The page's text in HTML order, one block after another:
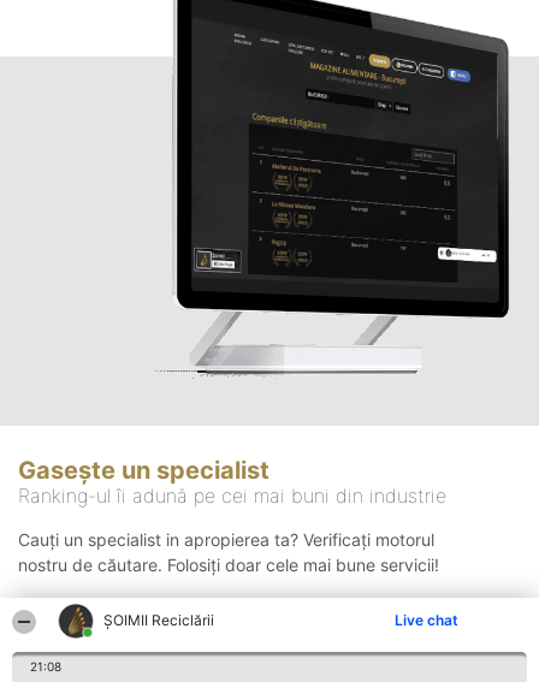
ȘOIMII Reciclării Live chat
21:08
Gasește un specialist
Ranking-ul îi adună pe cei mai buni din industrie
Cauți un specialist in apropierea ta? Verificați motorul
nostru de căutare. Folosiți doar cele mai bune servicii!